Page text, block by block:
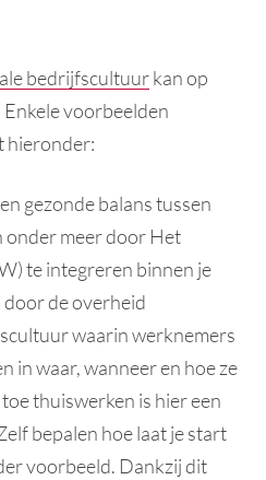
bedrijfscultuurkan op
voorbeelden
hieronder:
gezonde balans tussen
onder meer door Het
te integreren binnen je
de overheid
waarin werknemers
in waar, wanneer en hoe ze
thuiswerken is hier een
bepalen hoe laat je start
voorbeeld. Dankzij dit